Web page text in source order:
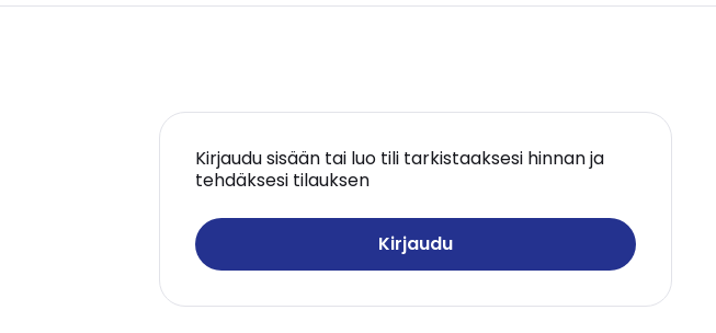
Kirjaudu sisään tai luo tili tarkistaaksesi hinnan ja
tehdäksesi tilauksen
Kirjaudu